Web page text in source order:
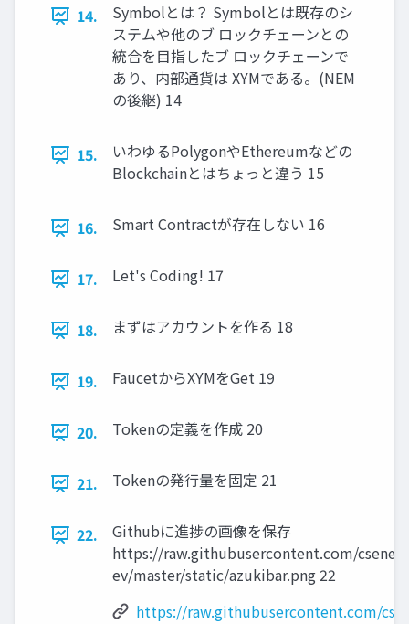
14.
Symbolとは？ Symbolとは既存のシ
ステムや他のブ ロックチェーンとの
統合を目指したブ ロックチェーンで
あり、内部通貨は XYMである。(NEM
の後継) 14
15.
いわゆるPolygonやEthereumなどの
Blockchainとはちょっと違う 15
16. Smart Contractが存在しない 16
17. Let's Coding! 17
18. まずはアカウントを作る 18
19. FaucetからXYMをGet 19
20. Tokenの定義を作成 20
21. Tokenの発行量を固定 21
22.
Githubに進捗の画像を保存
https://raw.githubusercontent.com/
ev/master/static/azukibar.png 22
https://raw.githubusercontent.com/